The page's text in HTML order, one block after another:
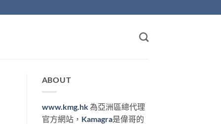
ABOUT
www.kmg.hk為亞洲區總代理
官方網站， Kamagra是偉哥的